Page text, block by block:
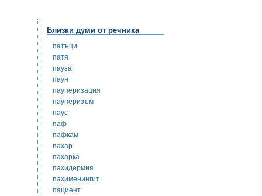
Близки думи от речника
патъци
патя
пауза
паун
пауперизация
пауперизъм
паус
паф
пафкам
пахар
пахарка
пахидермия
пахименингит
пациент